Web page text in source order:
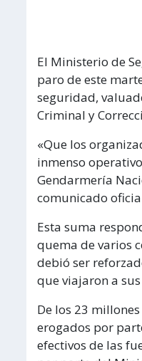
El Ministerio de
paro de este
seguridad,
Criminal y
«Que los
inmenso
Gendarmería
comunicado
Esta suma
quema de varios
debió ser
que viajaron a
De los 23
erogados por
efectivos de las